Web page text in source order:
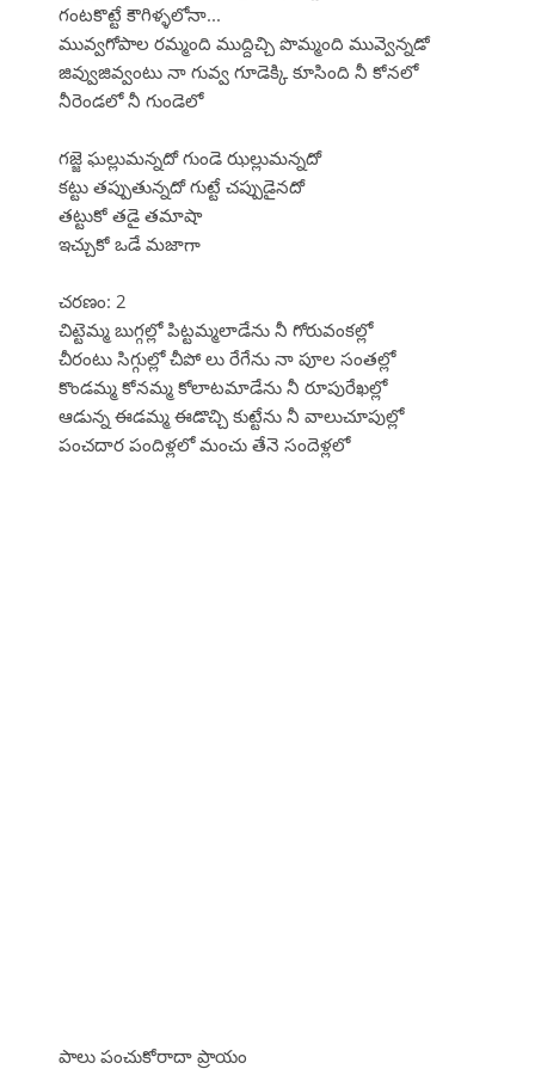
గంటకొట్టే కౌగిళ్ళలోనా...
మువ్వగోపాల రమ్మంది ముద్దిచ్చి పొమ్మంది మువ్వెన్నడో
జివ్వుజివ్వంటు నా గువ్వ గూడెక్కి కూసింది నీ కోనలో
నీరెండలో నీ గుండెలో
గజ్జె ఘల్లుమన్నదో గుండె ఝల్లుమన్నదో
కట్టు తప్పుతున్నదో గుట్టే చప్పుడైనదో
తట్టుకో తడై తమాషా
ఇచ్చుకో ఒడే మజాగా
చరణం: 2
చిట్టెమ్మ బుగ్గల్లో పిట్టమ్మలాడేను నీ గోరువంకల్లో
చీరంటు సిగ్గుల్లో చీపో లు రేగేను నా పూల సంతల్లో
కొండమ్మ కోనమ్మ కోలాటమాడేను నీ రూపురేఖల్లో
ఆడున్న ఈడమ్మ ఈడొచ్చి కుట్టేను నీ వాలుచూపుల్లో
పంచదార పందిళ్లలో మంచు తేనె సందెళ్లలో
పాలు పంచుకోరాదా ప్రాయం